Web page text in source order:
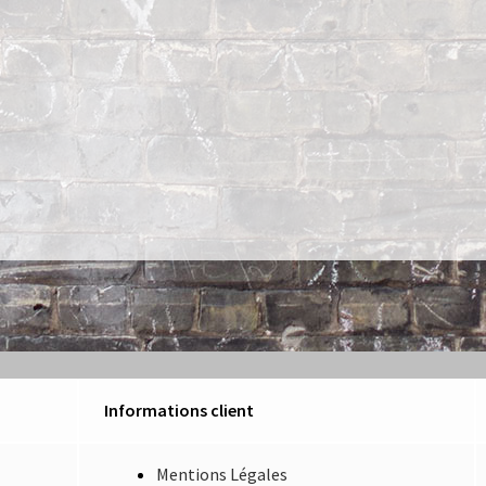
Informations client
Mentions Légales